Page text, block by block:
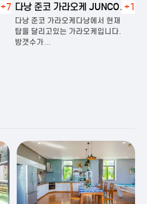
+7 다낭 준코 가라오케 JUNCO
KARAOKE
+1
다낭 준코 가라오케다낭에서 현재
탑을 달리고있는 가라오케입니다.
방갯수가…